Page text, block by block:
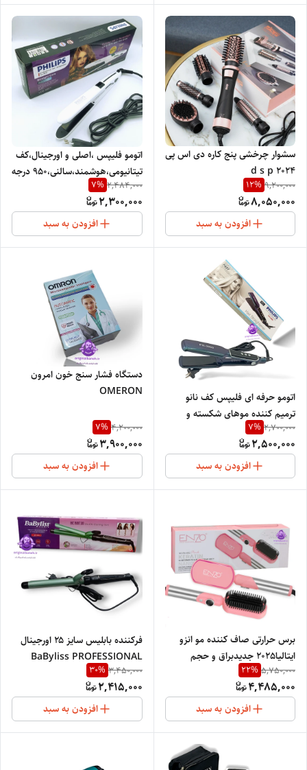
سشوار چرخشی پنج کاره دی اس پی
d s p 2024
9,200,000
12%
8,050,000
افزودن به سبد
اتومو فلیپس ،اصلی و اورجینال،کف
تیتانیومی،هوشمند،سالنی،950 درجه
حرارت PH-3030
2,484,000
7%
2,300,000
افزودن به سبد
اتومو حرفه ای فلیپس کف نانو
ترمیم کننده موهای شکسته و
ویزPHILIPS3869
2,700,000
7%
2,500,000
افزودن به سبد
دستگاه فشار سنج خون امرون
OMERON
4,200,000
7%
3,900,000
افزودن به سبد
برس حرارتی صاف کننده مو انزو
ایتالیا2025 جدیدبراق و حجم
دهنده سرامیکی نانو گرم کننده
یونی صاف کننده مو، ضد قارچ مو
ENZO PROFESSIONAL
SALON ITALY 4002
5,750,000
22%
4,485,000
افزودن به سبد
فرکننده بابلیس سایز ۲۵ اورجینال
BaByliss PROFESSIONAL
NEW 675
3,450,000
30%
2,415,000
افزودن به سبد